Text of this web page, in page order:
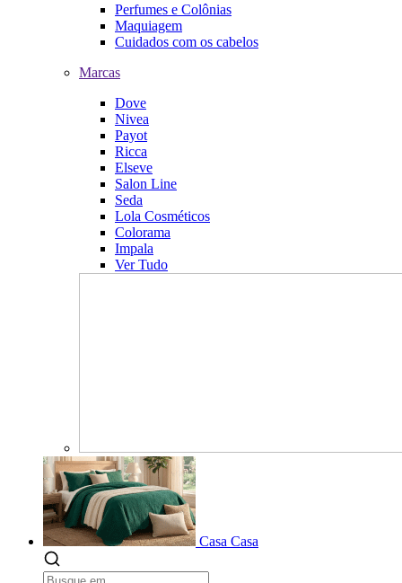
Perfumes e Colônias
Maquiagem
Cuidados com os cabelos
Marcas
Dove
Nivea
Payot
Ricca
Elseve
Salon Line
Seda
Lola Cosméticos
Colorama
Impala
Ver Tudo
Casa Casa